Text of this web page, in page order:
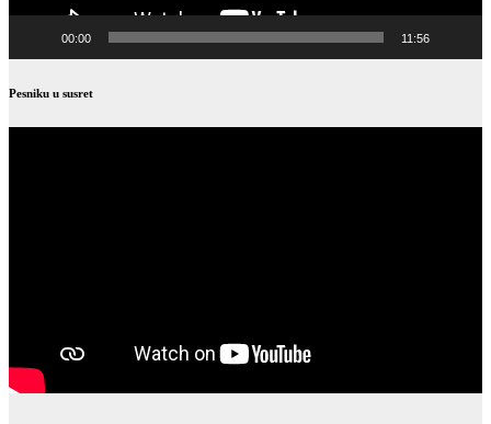
00:00 11:56
Pesniku u susret